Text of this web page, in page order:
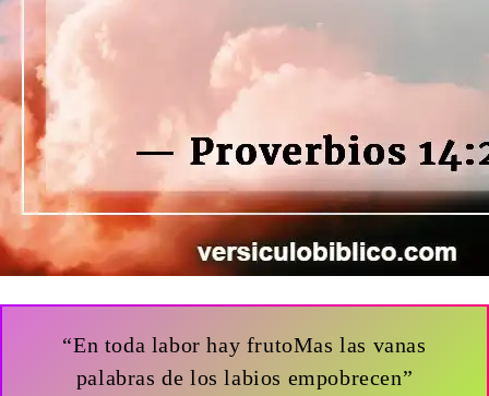
“En toda labor hay frutoMas las vanas
palabras de los labios empobrecen”